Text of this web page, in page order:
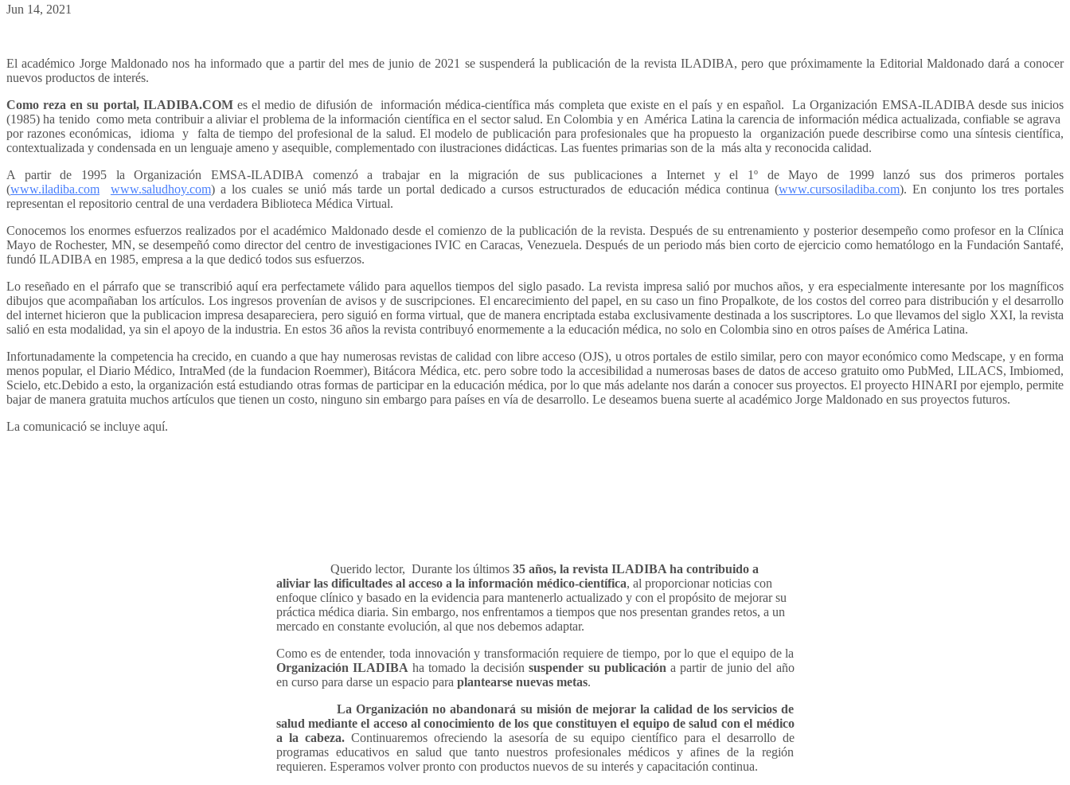
Jun 14, 2021
El académico Jorge Maldonado nos ha informado que a partir del mes de junio de 2021 se suspenderá la publicación de la revista ILADIBA, pero que próximamente la Editorial Maldonado dará a conocer
nuevos productos de interés.
Como reza en su portal, ILADIBA.COMes el medio de difusión de información médica-científica más completa que existe en el país y en español. La Organización EMSA-ILADIBA desde sus inicios
(1985) ha tenido como meta contribuir a aliviar el problema de la información científica en el sector salud. En Colombia y en América Latina la carencia de información médica actualizada, confiable se agrava
por razones económicas, idioma y falta de tiempo del profesional de la salud. El modelo de publicación para profesionales que ha propuesto la organización puede describirse como una síntesis científica,
contextualizada y condensada en un lenguaje ameno y asequible, complementado con ilustraciones didácticas. Las fuentes primarias son de la más alta y reconocida calidad.
A partir de 1995 la Organización EMSA-ILADIBA comenzó a trabajar en la migración de sus publicaciones a Internet y el 1º de Mayo de 1999 lanzó sus dos primeros portales
(www.iladiba.com www.saludhoy.com) a los cuales se unió más tarde un portal dedicado a cursos estructurados de educación médica continua (www.cursosiladiba.com). En conjunto los tres portales
representan el repositorio central de una verdadera Biblioteca Médica Virtual.
Conocemos los enormes esfuerzos realizados por el académico Maldonado desde el comienzo de la publicación de la revista. Después de su entrenamiento y posterior desempeño como profesor en la Clínica
Mayo de Rochester, MN, se desempeñó como director del centro de investigaciones IVIC en Caracas, Venezuela. Después de un periodo más bien corto de ejercicio como hematólogo en la Fundación Santafé,
fundó ILADIBA en 1985, empresa a la que dedicó todos sus esfuerzos.
Lo reseñado en el párrafo que se transcribió aquí era perfectamete válido para aquellos tiempos del siglo pasado. La revista impresa salió por muchos años, y era especialmente interesante por los magníficos
dibujos que acompañaban los artículos. Los ingresos provenían de avisos y de suscripciones. El encarecimiento del papel, en su caso un fino Propalkote, de los costos del correo para distribución y el desarrollo
del internet hicieron que la publicacion impresa desapareciera, pero siguió en forma virtual, que de manera encriptada estaba exclusivamente destinada a los suscriptores. Lo que llevamos del siglo XXI, la revista
salió en esta modalidad, ya sin el apoyo de la industria. En estos 36 años la revista contribuyó enormemente a la educación médica, no solo en Colombia sino en otros países de América Latina.
Infortunadamente la competencia ha crecido, en cuando a que hay numerosas revistas de calidad con libre acceso (OJS), u otros portales de estilo similar, pero con mayor económico como Medscape, y en forma
menos popular, el Diario Médico, IntraMed (de la fundacion Roemmer), Bitácora Médica, etc. pero sobre todo la accesibilidad a numerosas bases de datos de acceso gratuito omo PubMed, LILACS, Imbiomed,
Scielo, etc.Debido a esto, la organización está estudiando otras formas de participar en la educación médica, por lo que más adelante nos darán a conocer sus proyectos. El proyecto HINARI por ejemplo, permite
bajar de manera gratuita muchos artículos que tienen un costo, ninguno sin embargo para países en vía de desarrollo. Le deseamos buena suerte al académico Jorge Maldonado en sus proyectos futuros.
La comunicació se incluye aquí.
Querido lector, Durante los últimos 35 años, la revista ILADIBA ha contribuido a
aliviar las dificultades al acceso a la información médico-científica, al proporcionar noticias con
enfoque clínico y basado en la evidencia para mantenerlo actualizado y con el propósito de mejorar su
práctica médica diaria. Sin embargo, nos enfrentamos a tiempos que nos presentan grandes retos, a un
mercado en constante evolución, al que nos debemos adaptar.
Como es de entender, toda innovación y transformación requiere de tiempo, por lo que el equipo de la
Organización ILADIBA ha tomado la decisiónsuspender su publicación a partir de junio del año
en curso para darse un espacio para plantearse nuevas metas.
La Organización no abandonará su misión de mejorar la calidad de los servicios de
salud mediante el acceso al conocimiento de los que constituyen el equipo de salud con el médico
a la cabeza.Continuaremos ofreciendo la asesoría de su equipo científico para el desarrollo de
programas educativos en salud que tanto nuestros profesionales médicos y afines de la región
requieren. Esperamos volver pronto con productos nuevos de su interés y capacitación continua.